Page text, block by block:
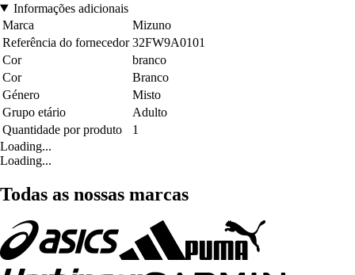
Informações adicionais
Marca
Mizuno
Referência do fornecedor 32FW9A0101
Cor
branco
Cor
Branco
Género
Misto
Grupo etário
Adulto
Quantidade por produto
1
Loading...
Loading...
Todas as nossas marcas